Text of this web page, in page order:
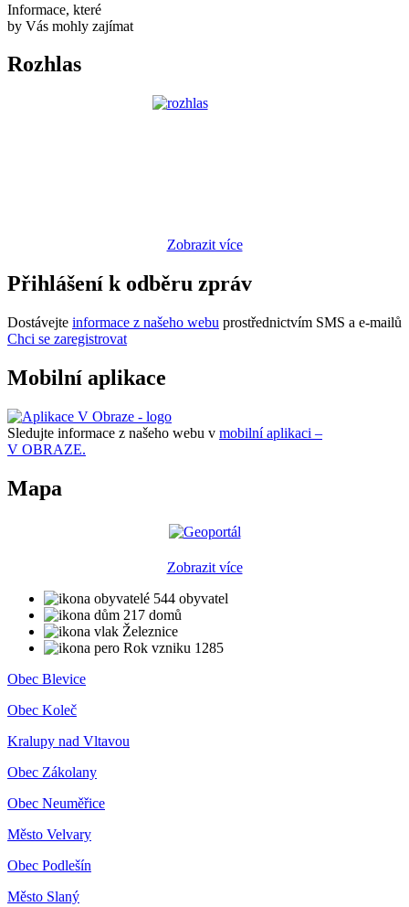
Informace, které
by Vás mohly zajímat
Rozhlas
Zobrazit více
Přihlášení k odběru zpráv
Dostávejte informace z našeho webu prostřednictvím SMS a e-mailů
Chci se zaregistrovat
Mobilní aplikace
Sledujte informace z našeho webu v mobilní aplikaci –
V OBRAZE.
Mapa
Zobrazit více
544 obyvatel
217 domů
Železnice
Rok vzniku 1285
Obec Blevice
Obec Koleč
Kralupy nad Vltavou
Obec Zákolany
Obec Neuměřice
Město Velvary
Obec Podlešín
Město Slaný